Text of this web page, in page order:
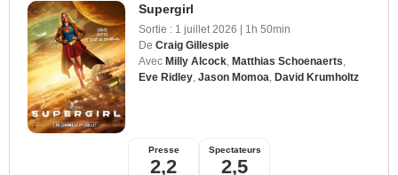
Supergirl
Sortie : 1 juillet 2026 | 1h 50min
De Craig Gillespie
Avec Milly Alcock Matthias Schoenaerts
Eve Ridley Jason Momoa David Krumholtz
Presse
2,2
Spectateurs
2,5